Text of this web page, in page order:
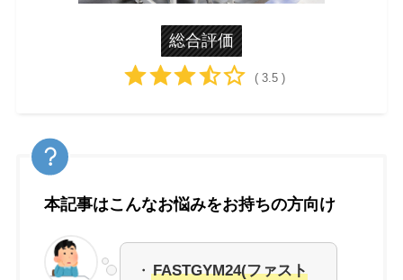
総合評価
( 3.5 )
本記事はこんなお悩みをお持ちの方向け
・ FASTGYM24(ファスト